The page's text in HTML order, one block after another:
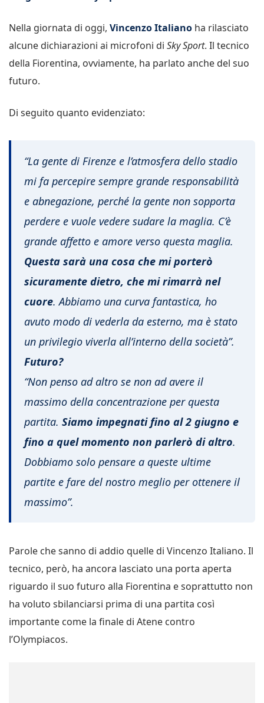
Nella giornata di oggi, Vincenzo Italiano ha rilasciato
alcune dichiarazioni ai microfoni di Sky Sport. Il tecnico
della Fiorentina, ovviamente, ha parlato anche del suo
futuro.
Di seguito quanto evidenziato:
“La gente di Firenze e l’atmosfera dello stadio
mi fa percepire sempre grande responsabilità
e abnegazione, perché la gente non sopporta
perdere e vuole vedere sudare la maglia. C’è
grande affetto e amore verso questa maglia.
Questa sarà una cosa che mi porterò
sicuramente dietro, che mi rimarrà nel
cuore. Abbiamo una curva fantastica, ho
avuto modo di vederla da esterno, ma è stato
un privilegio viverla all’interno della società”.
Futuro?
“Non penso ad altro se non ad avere il
massimo della concentrazione per questa
partita. Siamo impegnati fino al 2 giugno e
fino a quel momento non parlerò di altro.
Dobbiamo solo pensare a queste ultime
partite e fare del nostro meglio per ottenere il
massimo”.
Parole che sanno di addio quelle di Vincenzo Italiano. Il
tecnico, però, ha ancora lasciato una porta aperta
riguardo il suo futuro alla Fiorentina e soprattutto non
ha voluto sbilanciarsi prima di una partita così
importante come la finale di Atene contro
l’Olympiacos.